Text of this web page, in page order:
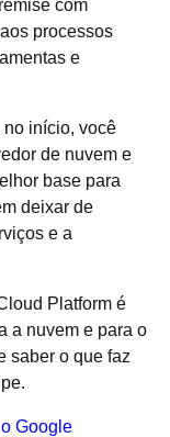
com
processos
e
no início, você
de nuvem e
base para
deixar de
e a
Platform é
a nuvem e para o
saber o que faz
Google